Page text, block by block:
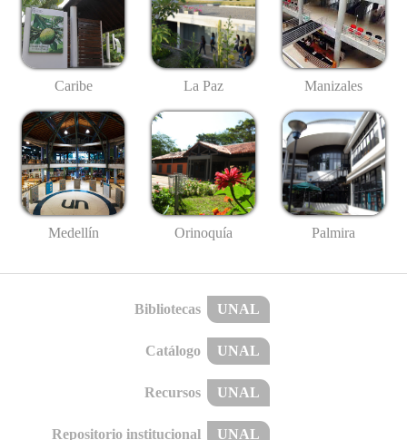
Caribe La Paz Manizales
Medellín Orinoquía Palmira
Bibliotecas UNAL
Catálogo UNAL
Recursos UNAL
Repositorio institucional UNAL